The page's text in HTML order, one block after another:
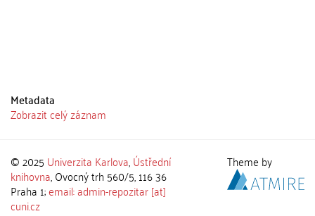
Metadata
Zobrazit celý záznam
© 2025 Univerzita Karlova,Ústřední
knihovna, Ovocný trh 560/5, 116 36
Praha 1;email: admin-repozitar [at]
cuni.cz
Theme by